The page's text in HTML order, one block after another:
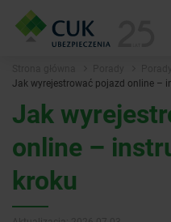
Jak wyrejestrować pojazd online –
Jak
online –
kroku